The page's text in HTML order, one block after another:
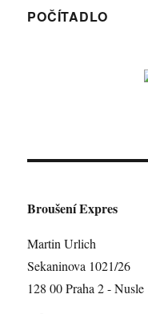
POČÍTADLO
Broušení Expres
Martin Urlich
Sekaninova 1021/26
128 00 Praha 2 - Nusle